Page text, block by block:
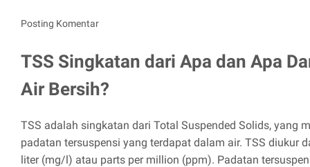
Posting Komentar
TSS Singkatan dari Apa dan Apa
Air Bersih?
TSS adalah singkatan dari Total Suspended Solids, yang
padatan tersuspensi yang terdapat dalam air. TSS diukur
liter (mg/l) atau parts per million (ppm). Padatan